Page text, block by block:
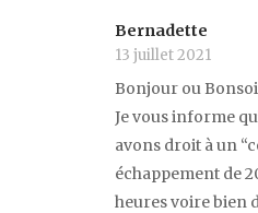
Bernadette
13 juillet 2021
Bonjour ou
Je vous informe
avons droit à un
échappement de
heures voire bien